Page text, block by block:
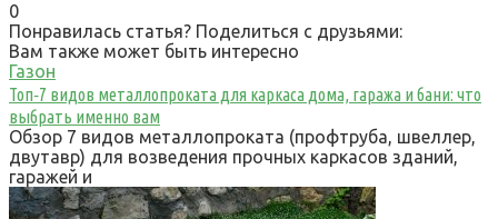
0
Понравилась статья? Поделиться с друзьями:
Вам также может быть интересно
Газон
Топ‑7 видов металлопроката для каркаса дома, гаража и бани: что
выбрать именно вам
Обзор 7 видов металлопроката (профтруба, швеллер,
двутавр) для возведения прочных каркасов зданий,
гаражей и